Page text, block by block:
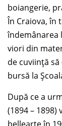
boiangerie,
În Craiova, în
îndemânarea
viori din
de cuviință
bursă la
După ce a
(1894 –